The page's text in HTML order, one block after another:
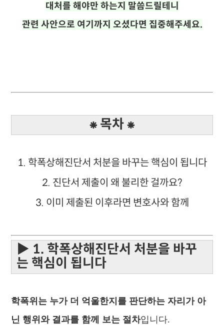
대처를 해야만 하는지 말씀드릴테니
관련 사안으로 여기까지 오셨다면 집중해주세요.
⁕ 목차 ⁕
1. 학폭상해진단서 처분을 바꾸는 핵심이 됩니다
2. 진단서 제출이 왜 불리한 걸까요?
3. 이미 제출된 이후라면 변호사와 함께
▶ 1. 학폭상해진단서 처분을 바꾸
는 핵심이 됩니다
학폭위는 누가 더 억울한지를 판단하는 자리가 아
닌 행위와 결과를 함께 보는 절차입니다.